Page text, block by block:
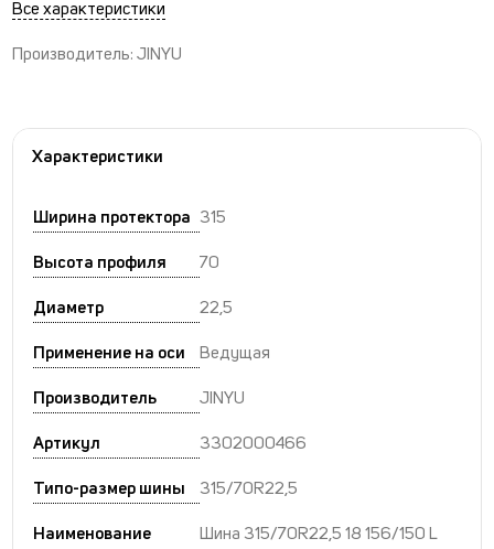
Все характеристики
Производитель: JINYU
Характеристики
Ширина протектора 315
Высота профиля 70
Диаметр 22,5
Применение на оси Ведущая
Производитель JINYU
Артикул 3302000466
Типо-размер шины 315/70R22,5
Наименование
Шина 315/70R22,5 18 156/150 L